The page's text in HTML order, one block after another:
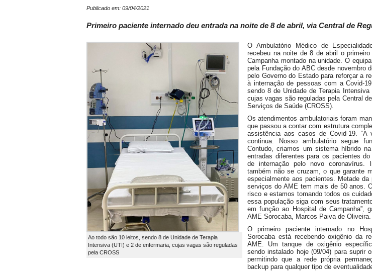
Publicado em: 09/04/2021
Primeiro paciente internado deu entrada na noite de 8 de abril, via Central de
Ao todo são 10 leitos, sendo 8 de Unidade de Terapia
Intensiva (UTI) e 2 de enfermaria, cujas vagas são reguladas
pela CROSS
O Ambulatório Médico de
recebeu na noite de 8 de abril o
Campanha montado na unidade. O
pela Fundação do ABC desde novembro
pelo Governo do Estado para reforçar a
à internação de pessoas com a Covid-
sendo 8 de Unidade de Terapia
cujas vagas são reguladas pela Central
Serviços de Saúde (CROSS).
Os atendimentos ambulatoriais foram
que passou a contar com estrutura
assistência aos casos de Covid-19. “A
continua. Nosso ambulatório segue
Contudo, criamos um sistema híbrido
entradas diferentes para os pacientes
de internação pelo novo coronavírus.
também não se cruzam, o que garante
especialmente aos pacientes. Metade da
serviços do AME tem mais de 50 anos.
risco e estamos tomando todos os
essa população siga com seus
em função ao Hospital de Campanha”,
AME Sorocaba, Marcos Paiva de Oliveira.
O primeiro paciente internado no
Sorocaba está recebendo oxigênio da
AME. Um tanque de oxigênio
sendo instalado hoje (09/04) para suprir
permitindo que a rede própria
backup para qualquer tipo de